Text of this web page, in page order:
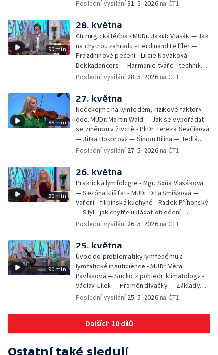
Poslední vysílání31. 5. 2026na ČT1
90 min
28. května
Chirurgická léčba - MUDr. Jakub Vlasák — Jak
na chytrou zahradu - Ferdinand Leffler —
Prázdninové pečení - Lucie Nováková —
Dekkadancers — Harmonie tváře - techniky
přírodního omlazení - Martina Kavecká —
Petr Bednařík — Počasí s Michalem Žákem
Poslední vysílání 28. 5. 2026na ČT1
88 min
27. května
Nečekejme na lymfedém, rizikové faktory -
doc. MUDr. Martin Wald — Jak se vypořádat
se změnou v životě - PhDr. Tereza Ševčíková
— Jitka Hosprová — Šimon Bilina — Jedlá
zahrada - Petra Matějková — Kulturní tipy
Poslední vysílání 27. 5. 2026na ČT1
90 min
26. května
Praktická lymfologie - Mgr. Soňa Vlasáková
— Sezóna klíšťat - MUDr. Dita Smíšková —
Vaření - filipínská kuchyně - Radek Příhonský
— Styl - jak chytře ukládat oblečení -
Veronika Slaninová — Běháme s dětmi - jak
Schneiderová — Colours of Ostrava - Filip
Košťálek a Jan Vojtko — Tajemství křišťálové
planety - Jan Maxián, Petr Horák a Adélka
Hesová — Český svaz ochránců přírody - Eva
Šrailová
Poslední vysílání 26. 5. 2026na ČT1
90 min
25. května
Úvod do problematiky lymfedému a
lymfatické insuficience - MUDr. Věra
Pavlasová — Sucho z pohledu klimatologa -
Václav Cílek — Proměn divačky — Základy
bezpečnosti dětí na inline bruslích - Petr
Zooterapie - praktické využití - Linda
Tinková — Pražské jaro - Klára Boudalová,
Marko Ivanović
Poslední vysílání 25. 5. 2026na ČT1
Dalších 10 dílů
Ostatní také sledují